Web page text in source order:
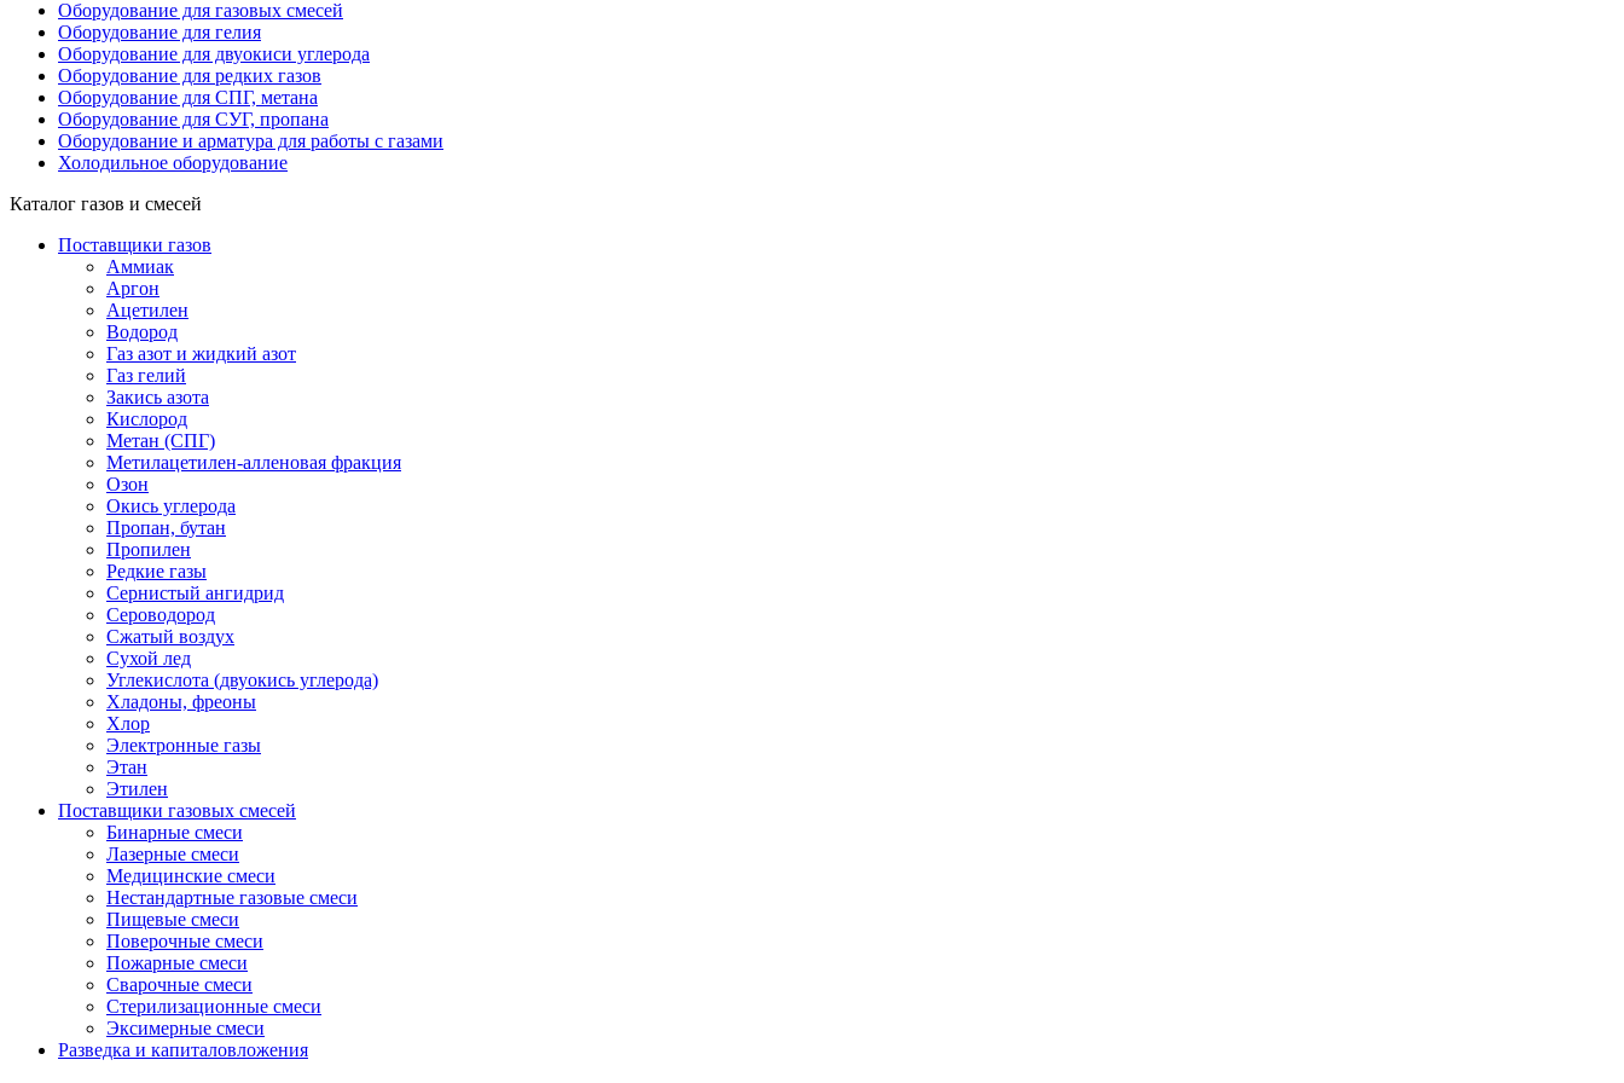
Оборудование для газовых смесей
Оборудование для гелия
Оборудование для двуокиси углерода
Оборудование для редких газов
Оборудование для СПГ, метана
Оборудование для СУГ, пропана
Оборудование и арматура для работы с газами
Холодильное оборудование
Каталог газов и смесей
Поставщики газов
Аммиак
Аргон
Ацетилен
Водород
Газ азот и жидкий азот
Газ гелий
Закись азота
Кислород
Метан (СПГ)
Метилацетилен-алленовая фракция
Озон
Окись углерода
Пропан, бутан
Пропилен
Редкие газы
Сернистый ангидрид
Сероводород
Сжатый воздух
Сухой лед
Углекислота (двуокись углерода)
Хладоны, фреоны
Хлор
Электронные газы
Этан
Этилен
Поставщики газовых смесей
Бинарные смеси
Лазерные смеси
Медицинские смеси
Нестандартные газовые смеси
Пищевые смеси
Поверочные смеси
Пожарные смеси
Сварочные смеси
Стерилизационные смеси
Эксимерные смеси
Разведка и капиталовложения